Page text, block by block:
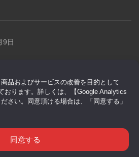
品およびサービスの改善を目的として
おります。詳しくは、【Google Analytics
さい。同意頂ける場合は、「同意する」
同意する
9日
センサーです
日